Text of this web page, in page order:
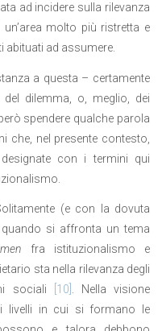
ad incidere sulla rilevanza
molto più ristretta e
ad assumere.
a questa – certamente
dilemma, o, meglio, dei
spendere qualche parola
che, nel presente contesto,
con i termini qui
(e con la dovuta
si affronta un tema
fra istituzionalismo e
sta nella rilevanza degli
sociali
[10] . Nella visione
livelli in cui si formano le